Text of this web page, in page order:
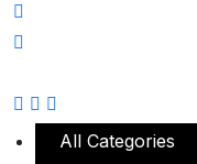
All Categories